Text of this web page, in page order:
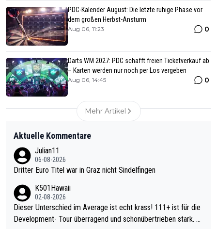
PDC-Kalender August: Die letzte ruhige Phase vor
dem großen Herbst-Ansturm
Aug 06, 11:23 0
Darts WM 2027: PDC schafft freien Ticketverkauf ab
– Karten werden nur noch per Los vergeben
Aug 06, 14:45 0
Mehr Artikel
Aktuelle Kommentare
Julian11
06-08-2026
Dritter Euro Titel war in Graz nicht Sindelfingen
K501Hawaii
02-08-2026
Dieser Unterschied im Average ist echt krass! 111+ ist für die
Development- Tour überragend und schonübertrieben stark. U